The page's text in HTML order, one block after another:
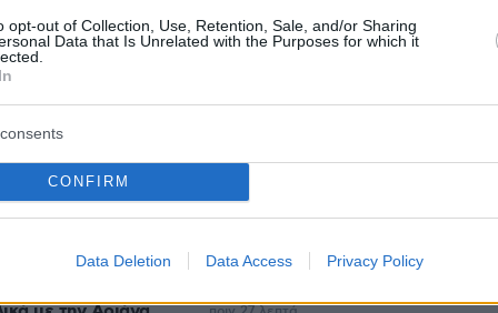
opt-out of Collection, Use, Retention, Sale, and/or Sharing
Data that Is Unrelated with the Purposes for which it
CONFIRM
Data Deletion Data Access Privacy Policy
Ειδήσεις
από την Ελλάδα και τον Κόσμο, τη
στο Protothema.gr
Βίκυ Καγιά: Στη Μύκονο με φλοράλ
φόρεμα και την κόρη της